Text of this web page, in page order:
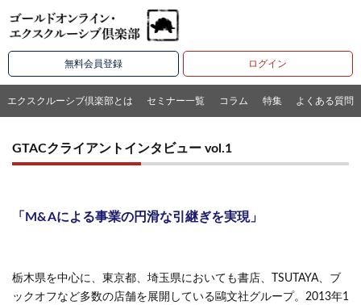
無料会員登録 ログイン
エクスクルーシブ倶楽部とは セミナー一覧 コラム 特集 よくある質問
GTACクライアントインタビュー vol.1
「M&Aによる事業の円滑な引継ぎを実現」
栃木県を中心に、東京都、埼玉県においても書店、TSUTAYA、ブ
ックオフなど多数の店舗を展開している鷗文社グループ。2013年1